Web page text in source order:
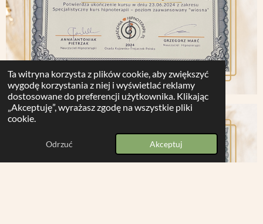
Ta witryna korzysta z plików cookie, aby zwiększyć
wygodę korzystania z niej i wyświetlać reklamy
dostosowane do preferencji użytkownika. Klikając
„Akceptuję”, wyrażasz zgodę na wszystkie pliki
cookie.
Odrzuć Akceptuj